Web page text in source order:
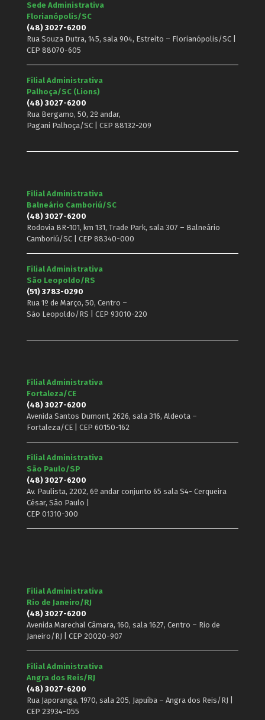
Sede Administrativa
Florianópolis/SC
(48) 3027-6200
Rua Souza Dutra, 145, sala 904, Estreito – Florianópolis/SC |
CEP 88070-605
Filial Administrativa
Palhoça/SC (Lions)
(48) 3027-6200
Rua Bergamo, 50, 2º andar,
Pagani Palhoça/SC | CEP 88132-209
Filial Administrativa
Balneário Camboriú/SC
(48) 3027-6200
Rodovia BR-101, km 131, Trade Park, sala 307 – Balneário
Camboriú/SC | CEP 88340-000
Filial Administrativa
São Leopoldo/RS
(51) 3783-0290
Rua 1º de Março, 50, Centro –
São Leopoldo/RS | CEP 93010-220
Filial Administrativa
Fortaleza/CE
(48) 3027-6200
Avenida Santos Dumont, 2626, sala 316, Aldeota –
Fortaleza/CE | CEP 60150-162
Filial Administrativa
São Paulo/SP
(48) 3027-6200
Av. Paulista, 2202, 6º andar conjunto 65 sala S4- Cerqueira
César, São Paulo |
CEP 01310-300
Filial Administrativa
Rio de Janeiro/RJ
(48) 3027-6200
Avenida Marechal Câmara, 160, sala 1627, Centro – Rio de
Janeiro/RJ | CEP 20020-907
Filial Administrativa
Angra dos Reis/RJ
(48) 3027-6200
Rua Japoranga, 1970, sala 205, Japuíba – Angra dos Reis/RJ |
CEP 23934-055